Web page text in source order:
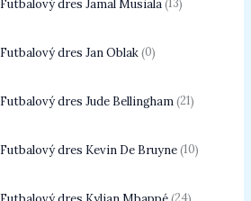
Futbalový dres Jamal Musiala 13
Futbalový dres Jan Oblak 0
Futbalový dres Jude Bellingham 21
Futbalový dres Kevin De Bruyne 10